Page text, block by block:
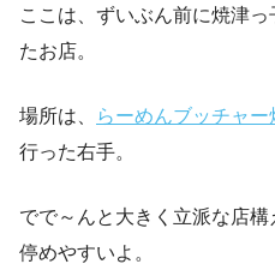
ここは、ずいぶん前に焼津
たお店。
場所は、 らーめんブッチャー
行った右手。
でで～んと大きく立派な店
停めやすいよ。